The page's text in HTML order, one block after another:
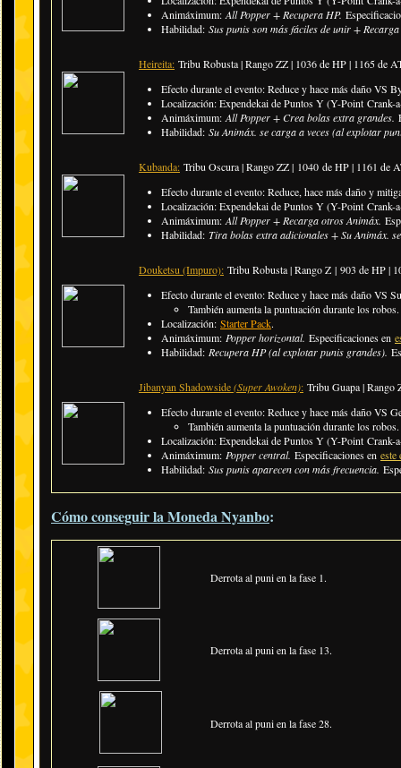
Animáximum: All Popper + Recupera HP.
Habilidad: Sus punis son más fáciles de unir +
Heireita: Tribu Robusta | Rango ZZ | 1036 de HP | 1165 de
Efecto durante el evento: Reduce y hace más daño VS
Localización: Expendekai de Puntos Y (Y-Point Crank-
Animáximum: All Popper + Crea bolas extra grandes.
Habilidad: Su Animáx. se carga a veces (al explotar
Kubanda: Tribu Oscura | Rango ZZ | 1040 de HP | 1161 de
Efecto durante el evento: Reduce, hace más daño y
Localización: Expendekai de Puntos Y (Y-Point Crank-
Animáximum: All Popper + Recarga otros Animáx.
Habilidad: Tira bolas extra adicionales + Su Animáx.
Douketsu (Impuro): Tribu Robusta | Rango Z | 903 de HP |
Efecto durante el evento: Reduce y hace más daño VS
​También aumenta la puntuación durante los robos.
Localización: Starter Pack.
Animáximum: Popper horizontal. Especificaciones en
Habilidad: Recupera HP (al explotar punis grandes).
Jibanyan Shadowside(Super Awoken): Tribu Guapa | Rango
Efecto durante el evento: Reduce y hace más daño VS
​También aumenta la puntuación durante los robos.
Localización: Expendekai de Puntos Y (Y-Point Crank-
Animáximum: Popper central. Especificaciones en este
Habilidad: Sus punis aparecen con más frecuencia.
Cómo conseguir la Moneda Nyanbo:
Derrota al puni en la fase 1.
Derrota al puni en la fase 13.
Derrota al puni en la fase 28.